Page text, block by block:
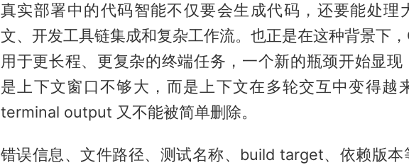
真实部署中的代码智能不仅要会生成代码，还要能处理
文、开发工具链集成和复杂工作流。也正是在这种背景下
用于更长程、更复杂的终端任务，一个新的瓶颈开始显现
是上下文窗口不够大，而是上下文在多轮交互中变得越
terminal output 又不能被简单删除。
错误信息、文件路径、测试名称、build target、依赖版本